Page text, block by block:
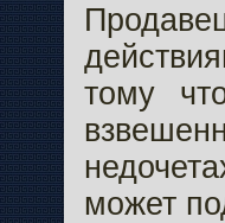
тому
может